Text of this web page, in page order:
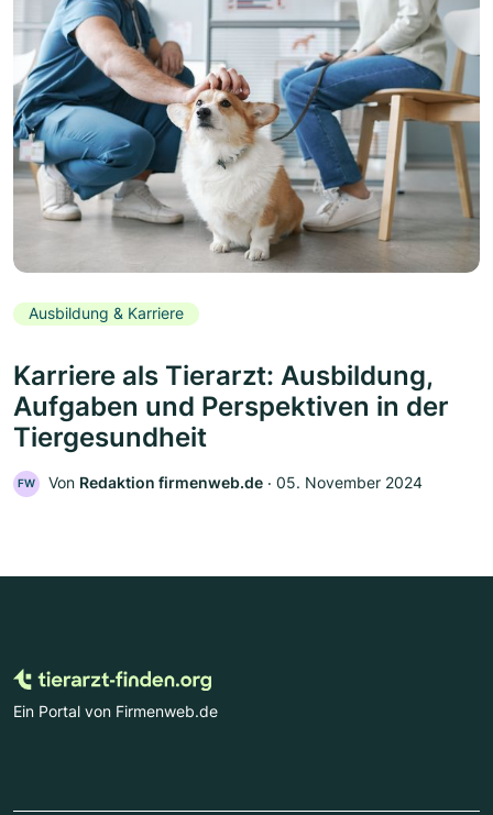
Ausbildung & Karriere
Karriere als Tierarzt: Ausbildung,
Aufgaben und Perspektiven in der
Tiergesundheit
FW Von Redaktion firmenweb.de ‧ 05. November 2024
Ein Portal von Firmenweb.de